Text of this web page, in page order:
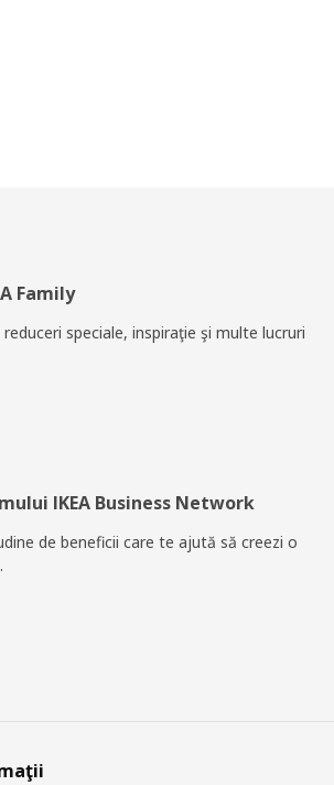
Family
speciale, inspiraţie şi multe lucruri
IKEA Business Network
de beneficii care te ajută să creezi o